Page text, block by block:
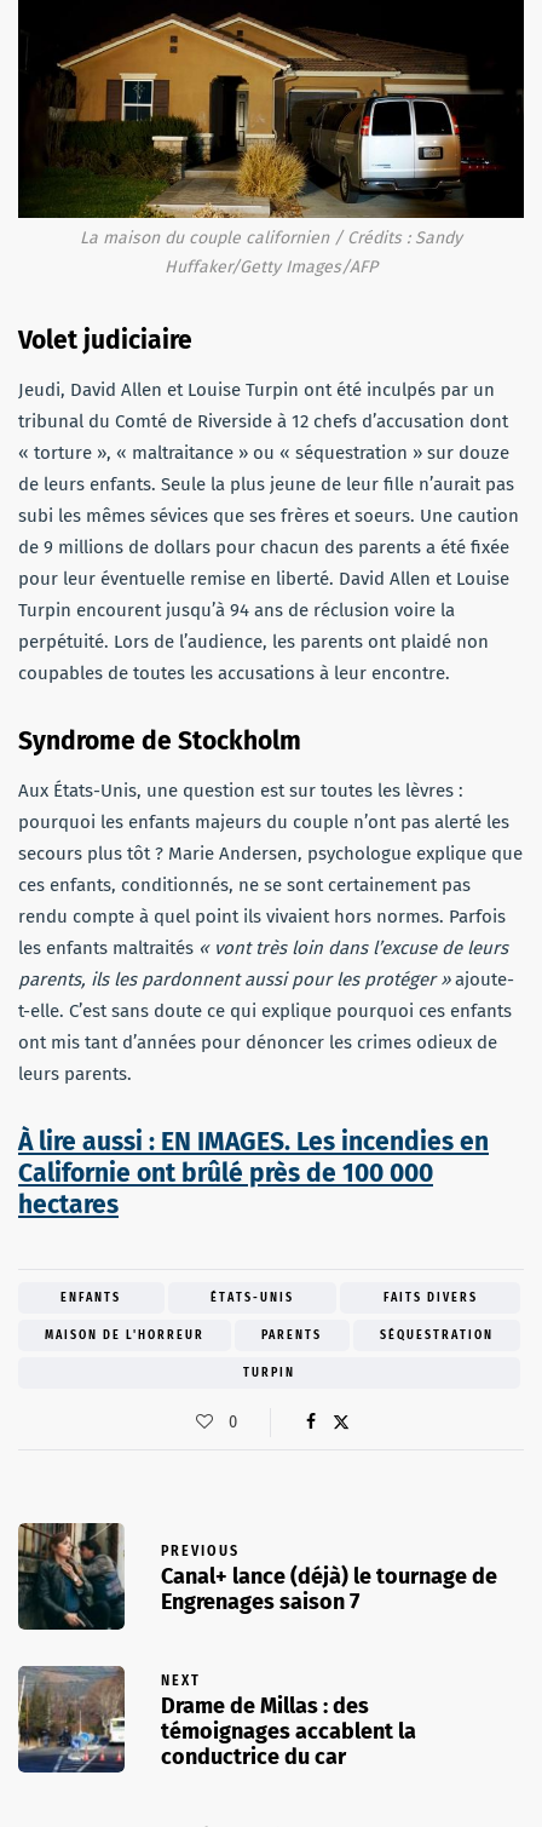
La maison du couple californien / Crédits : Sandy
Huffaker/Getty Images/AFP
Volet judiciaire
Jeudi, David Allen et Louise Turpin ont été inculpés par un
tribunal du Comté de Riverside à 12 chefs d’accusation dont
« torture », « maltraitance » ou « séquestration » sur douze
de leurs enfants. Seule la plus jeune de leur fille n’aurait pas
subi les mêmes sévices que ses frères et soeurs. Une caution
de 9 millions de dollars pour chacun des parents a été fixée
pour leur éventuelle remise en liberté. David Allen et Louise
Turpin encourent jusqu’à 94 ans de réclusion voire la
perpétuité. Lors de l’audience, les parents ont plaidé non
coupables de toutes les accusations à leur encontre.
Syndrome de Stockholm
Aux États-Unis, une question est sur toutes les lèvres :
pourquoi les enfants majeurs du couple n’ont pas alerté les
secours plus tôt ? Marie Andersen, psychologue explique que
ces enfants, conditionnés, ne se sont certainement pas
rendu compte à quel point ils vivaient hors normes. Parfois
les enfants maltraités « vont très loin dans l’excuse de leurs
parents, ils les pardonnent aussi pour les protéger »ajoute-
t-elle. C’est sans doute ce qui explique pourquoi ces enfants
ont mis tant d’années pour dénoncer les crimes odieux de
leurs parents.
À lire aussi : EN IMAGES. Les incendies en
Californie ont brûlé près de 100 000
hectares
ENFANTS ÉTATS-UNIS FAITS DIVERS
MAISON DE L'HORREUR PARENTS SÉQUESTRATION
TURPIN
0
PREVIOUS
Canal+ lance (déjà) le tournage de
Engrenages saison 7
NEXT
Drame de Millas : des
témoignages accablent la
conductrice du car